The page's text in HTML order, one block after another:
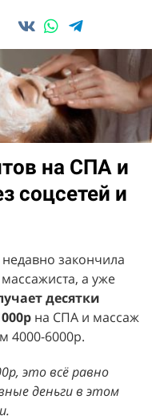
на СПА и
соцсетей и
закончила
а уже
десятки
на СПА и массаж
4000-6000р.
это всё равно
деньги в этом